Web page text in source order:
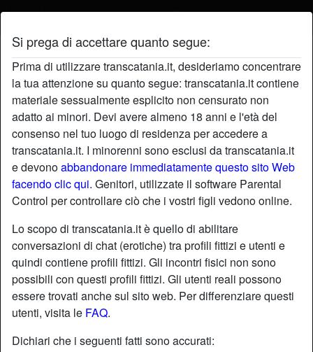
Si prega di accettare quanto segue:
Prima di utilizzare transcatania.it, desideriamo concentrare
la tua attenzione su quanto segue: transcatania.it contiene
materiale sessualmente esplicito non censurato non
adatto ai minori. Devi avere almeno 18 anni e l'età del
consenso nel tuo luogo di residenza per accedere a
transcatania.it. I minorenni sono esclusi da transcatania.it
e devonoabbandonare immediatamente questo sito Web
facendo clic qui. Genitori, utilizzate il software Parental
Control per controllare ciò che i vostri figli vedono online.
Lo scopo di transcatania.it è quello di abilitare
conversazioni di chat (erotiche) tra profili fittizi e utenti e
quindi contiene profili fittizi. Gli incontri fisici non sono
possibili con questi profili fittizi. Gli utenti reali possono
essere trovati anche sul sito web. Per differenziare questi
utenti, visita le FAQ.
Dichiari che i seguenti fatti sono accurati:
Profilo di Cecilia52
starAggiungi chatChatta adesso